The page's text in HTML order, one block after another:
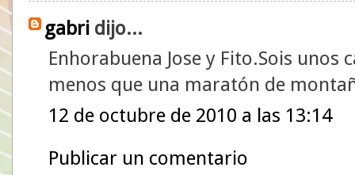
gabri dijo...
Enhorabuena Jose y Fito.Sois unos
menos que una maratón de
12 de octubre de 2010 a las 13:14
Publicar un comentario